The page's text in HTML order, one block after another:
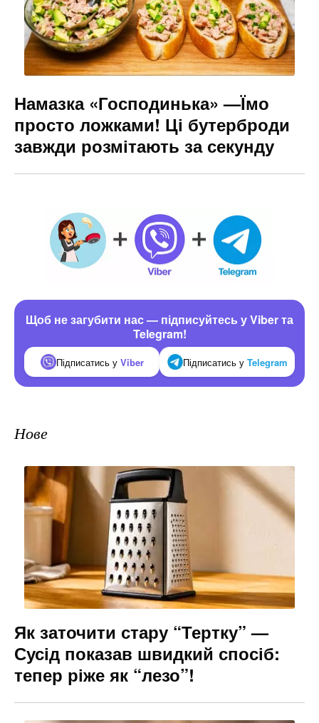
Намазка «Господинька» —Їмо
просто ложками! Ці бутерброди
завжди розмітають за секунду
Щоб не загубити нас — підписуйтесь у Viber та
Telegram!
Підписатись у Viber Підписатись у Telegram
Нове
Як заточити стару “Тертку” —
Сусід показав швидкий спосіб:
тепер ріже як “лезо”!